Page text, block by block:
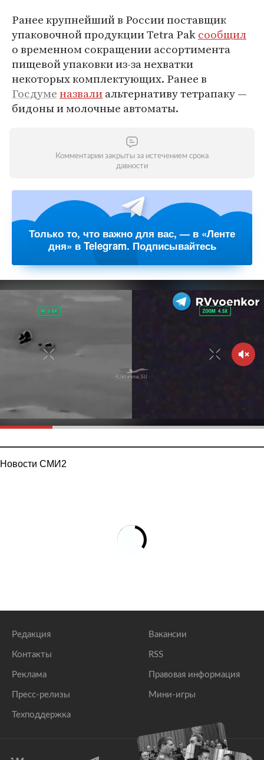
Ранее крупнейший в России поставщик
упаковочной продукции Tetra Pakсообщил
о временном сокращении ассортимента
пищевой упаковки из-за нехватки
некоторых комплектующих. Ранее в
Госдуменазвалиальтернативу тетрапаку —
бидоны и молочные автоматы.
Комментарии закрыты за истечением срока
давности
Только то, что важно для вас, — в «Ленте
дня» в Telegram. Подписывайтесь
Новости СМИ2
Редакция
Контакты
Реклама
Пресс-релизы
Техподдержка
Вакансии
RSS
Правовая информация
Мини-игры